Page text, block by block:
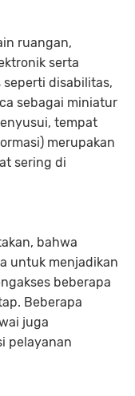
ruangan,
serta
disabilitas,
sebagai miniatur
tempat
merupakan
sering di
bahwa
untuk menjadikan
beberapa
Beberapa
juga
pelayanan